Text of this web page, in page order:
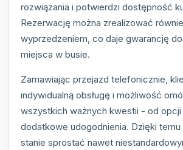
rozwiązania i potwierdzi dostępność
Rezerwację można zrealizować
wyprzedzeniem, co daje gwarancję
miejsca w busie.
Zamawiając przejazd telefonicznie,
indywidualną obsługę i możliwość
wszystkich ważnych kwestii - od
dodatkowe udogodnienia. Dzięki
stanie sprostać nawet